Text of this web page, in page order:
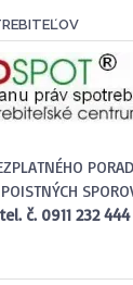
č. 0911 232 444